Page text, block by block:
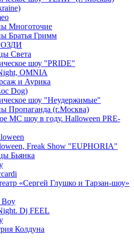
Многоточие
Братья Гримм
Света
шоу "PRIDE"
OMNIA
и Аурика
Dog)
шоу "Неудержимые"
Пропаганда (г.Москва)
МС шоу в году. Halloween PRE-
Freak Show "EUPHORIA"
Бьянка
«Сергей Глушко и Тарзан-шоу»
Boy
Dj FEEL
Колдуна